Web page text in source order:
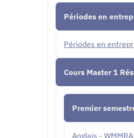
Périodes en
Périodes en
Cours Master 1
Premier
Anglais -